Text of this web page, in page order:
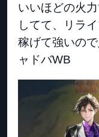
いいほどの火
してて、リラ
稼げて強いの
ャドバWB